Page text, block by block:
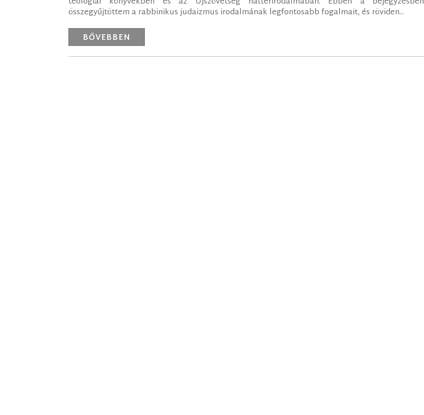
összegyűjtöttem a rabbinikus judaizmus irodalmának legfontosabb fogalmait, és röviden...
BŐVEBBEN